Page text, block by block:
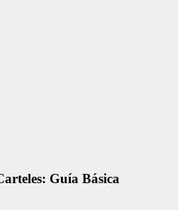
Guía Básica